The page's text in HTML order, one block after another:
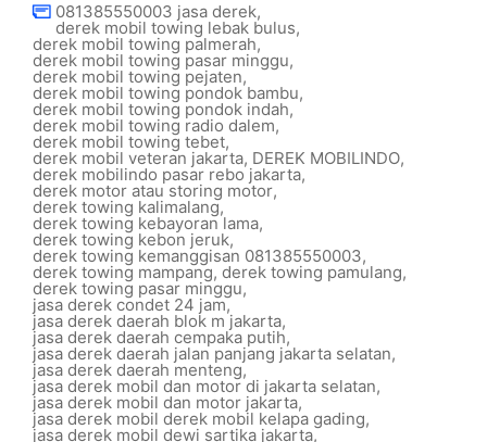
081385550003 jasa derek,
derek mobil towing lebak bulus,
derek mobil towing palmerah,
derek mobil towing pasar minggu,
derek mobil towing pejaten,
derek mobil towing pondok bambu,
derek mobil towing pondok indah,
derek mobil towing radio dalem,
derek mobil towing tebet,
derek mobil veteran jakarta, DEREK MOBILINDO,
derek mobilindo pasar rebo jakarta,
derek motor atau storing motor,
derek towing kalimalang,
derek towing kebayoran lama,
derek towing kebon jeruk,
derek towing kemanggisan 081385550003,
derek towing mampang, derek towing pamulang,
derek towing pasar minggu,
jasa derek condet 24 jam,
jasa derek daerah blok m jakarta,
jasa derek daerah cempaka putih,
jasa derek daerah jalan panjang jakarta selatan,
jasa derek daerah menteng,
jasa derek mobil dan motor di jakarta selatan,
jasa derek mobil dan motor jakarta,
jasa derek mobil derek mobil kelapa gading,
jasa derek mobil dewi sartika jakarta,